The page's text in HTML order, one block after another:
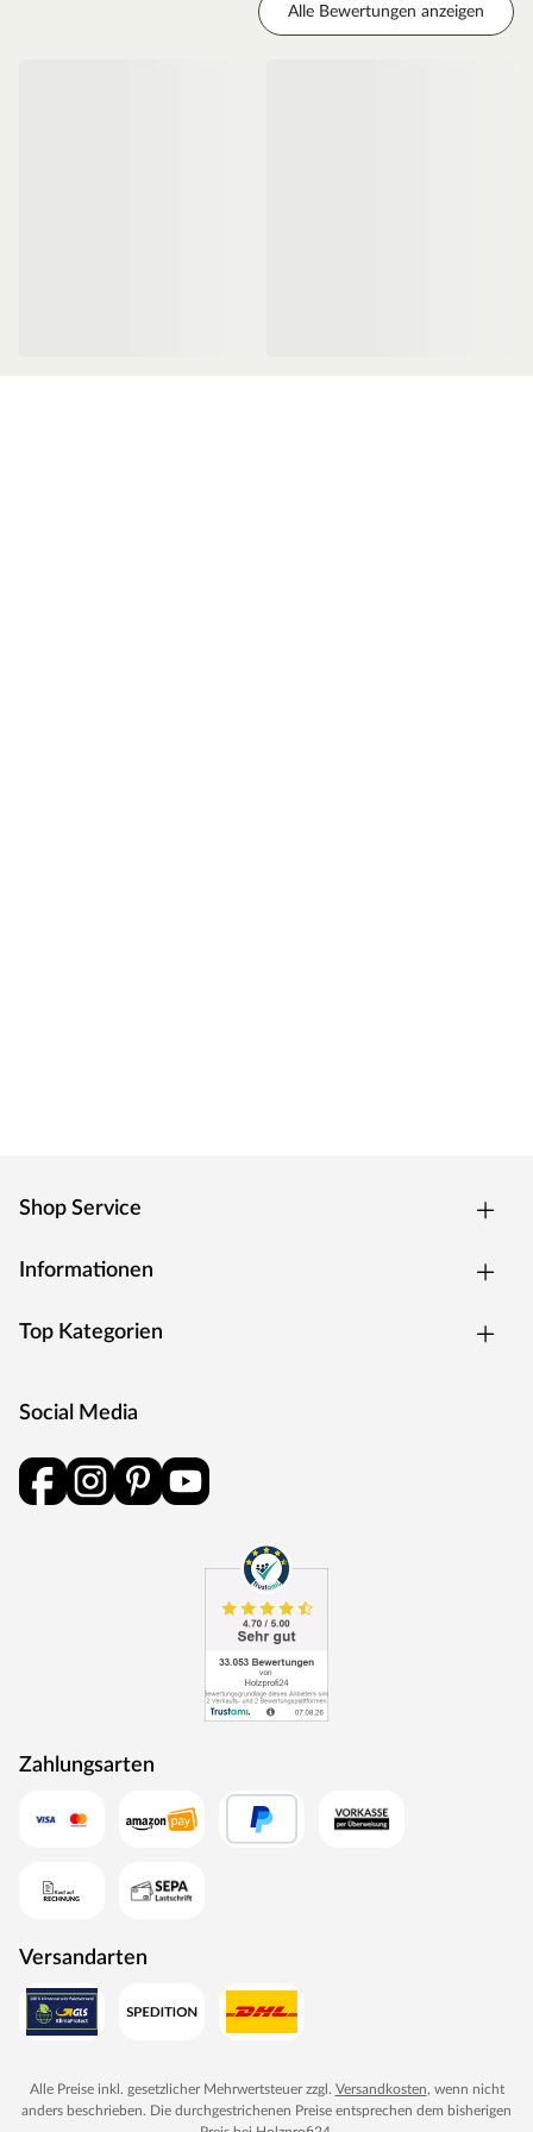
MEISTER setzt fortwährend neue Trends: Umfassende
Alle Bewertungen anzeigen
Shop Service
Informationen
Top Kategorien
Social Media
Zahlungsarten
Versandarten
Alle Preise inkl. gesetzlicher Mehrwertsteuer zzgl. Versandkosten, wenn nicht
anders beschrieben. Die durchgestrichenen Preise entsprechen dem bisherigen